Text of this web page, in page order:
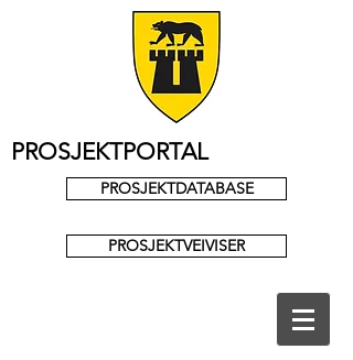
PROSJEKTPORTAL
PROSJEKTDATABASE
PROSJEKTVEIVISER